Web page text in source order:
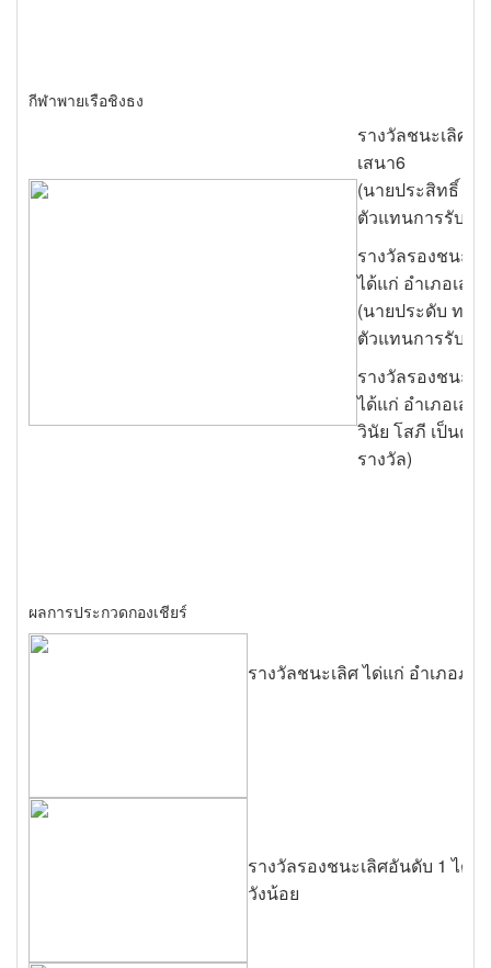
กีฬาพายเรือชิงธง
รางวัลชนะเลิศ ไ
เสนา6
(นายประสิทธิ์ เกิ
ตัวแทนการรับรา
รางวัลรองชนะเ
ได้แก่ อำเภอเสน
(นายประดับ ทรง
ตัวแทนการรับรา
รางวัลรองชนะเ
ได้แก่ อำเภอเสน
วินัย โสภี เป็นตัว
รางวัล)
ผลการประกวดกองเชียร์
รางวัลชนะเลิศ ได่แก่ อำเภอภาชี
รางวัลรองชนะเลิศอันดับ 1 ได้แ
วังน้อย